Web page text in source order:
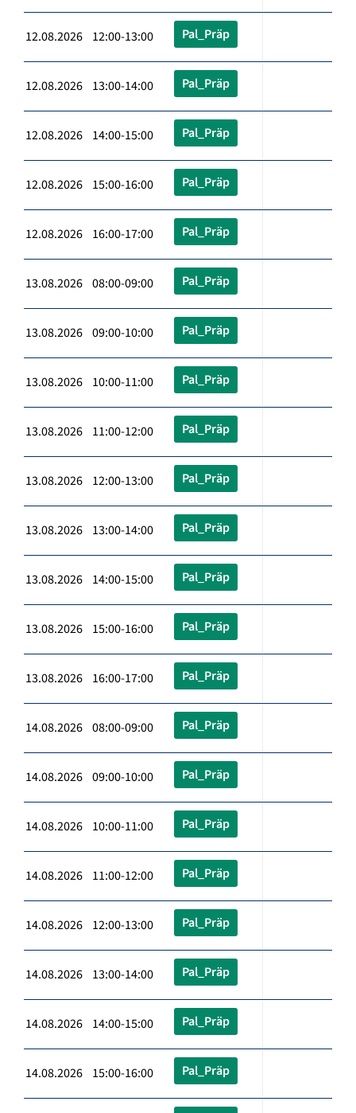
12.08.2026 12:00-13:00 Pal_Präp
12.08.2026 13:00-14:00 Pal_Präp
12.08.2026 14:00-15:00 Pal_Präp
12.08.2026 15:00-16:00 Pal_Präp
12.08.2026 16:00-17:00 Pal_Präp
13.08.2026 08:00-09:00 Pal_Präp
13.08.2026 09:00-10:00 Pal_Präp
13.08.2026 10:00-11:00 Pal_Präp
13.08.2026 11:00-12:00 Pal_Präp
13.08.2026 12:00-13:00 Pal_Präp
13.08.2026 13:00-14:00 Pal_Präp
13.08.2026 14:00-15:00 Pal_Präp
13.08.2026 15:00-16:00 Pal_Präp
13.08.2026 16:00-17:00 Pal_Präp
14.08.2026 08:00-09:00 Pal_Präp
14.08.2026 09:00-10:00 Pal_Präp
14.08.2026 10:00-11:00 Pal_Präp
14.08.2026 11:00-12:00 Pal_Präp
14.08.2026 12:00-13:00 Pal_Präp
14.08.2026 13:00-14:00 Pal_Präp
14.08.2026 14:00-15:00 Pal_Präp
14.08.2026 15:00-16:00 Pal_Präp